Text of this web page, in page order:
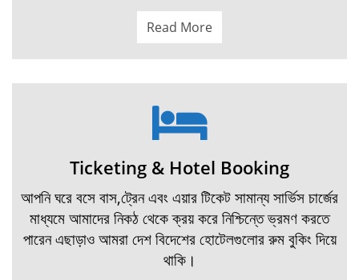
Read More
Ticketing & Hotel Booking
আপনি ঘরে বসে বাস,ট্রেন এবং এয়ার টিকেট সামান্য সার্ভিস চার্জের
মাধ্যমে আমাদের নিকঠ থেকে ক্রয় করে নিশ্চিন্তে ভ্রমণ করতে
পারেন এছাড়াও আমরা দেশ বিদেশের হোটেলগুলোর রুম বুকিং দিয়ে
থাকি।